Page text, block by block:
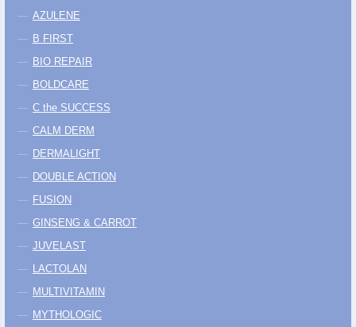
AZULENE
B FIRST
BIO REPAIR
BOLDCARE
C the SUCCESS
CALM DERM
DERMALIGHT
DOUBLE ACTION
FUSION
GINSENG & CARROT
JUVELAST
LACTOLAN
MULTIVITAMIN
MYTHOLOGIC